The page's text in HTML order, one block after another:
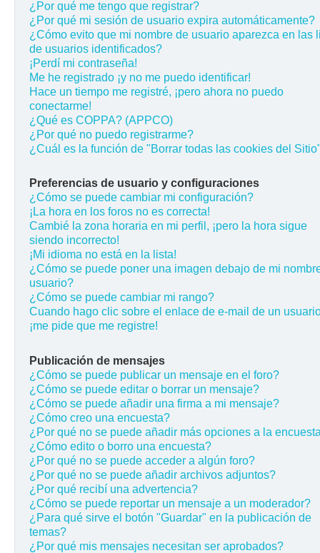
¿Por qué me tengo que registrar?
¿Por qué mi sesión de usuario expira automáticamente?
¿Cómo evito que mi nombre de usuario aparezca en las
de usuarios identificados?
¡Perdí mi contraseña!
Me he registrado ¡y no me puedo identificar!
Hace un tiempo me registré, ¡pero ahora no puedo
conectarme!
¿Qué es COPPA? (APPCO)
¿Por qué no puedo registrarme?
¿Cuál es la función de "Borrar todas las cookies del
Preferencias de usuario y configuraciones
¿Cómo se puede cambiar mi configuración?
¡La hora en los foros no es correcta!
Cambié la zona horaria en mi perfil, ¡pero la hora sigue
siendo incorrecto!
¡Mi idioma no está en la lista!
¿Cómo se puede poner una imagen debajo de mi
usuario?
¿Cómo se puede cambiar mi rango?
Cuando hago clic sobre el enlace de e-mail de un
¡me pide que me registre!
Publicación de mensajes
¿Cómo se puede publicar un mensaje en el foro?
¿Cómo se puede editar o borrar un mensaje?
¿Cómo se puede añadir una firma a mi mensaje?
¿Cómo creo una encuesta?
¿Por qué no se puede añadir más opciones a la
¿Cómo edito o borro una encuesta?
¿Por qué no se puede acceder a algún foro?
¿Por qué no se puede añadir archivos adjuntos?
¿Por qué recibí una advertencia?
¿Cómo se puede reportar un mensaje a un moderador?
¿Para qué sirve el botón "Guardar" en la publicación de
temas?
¿Por qué mis mensajes necesitan ser aprobados?